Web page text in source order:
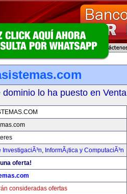
lo ha puesto en Venta
InvestigaciÃ³n, InformÃ¡tica y ComputaciÃ³n
oferta!
consideradas ofertas